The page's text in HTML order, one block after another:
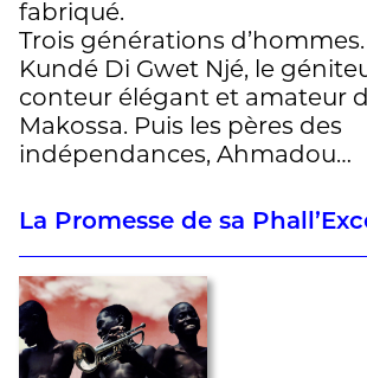
fabriqué.
Trois générations d’hommes.
Kundé Di Gwet Njé, le
conteur élégant et amateur
Makossa. Puis les pères des
indépendances, Ahmadou…
La Promesse de sa